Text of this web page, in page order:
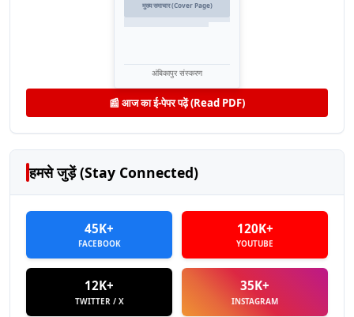
मुख्य समाचार (Cover Page)
अंबिकापुर संस्करण
📰 आज का ई-पेपर पढ़ें (Read PDF)
हमसे जुड़ें (Stay Connected)
45K+
FACEBOOK
120K+
YOUTUBE
12K+
TWITTER / X
35K+
INSTAGRAM